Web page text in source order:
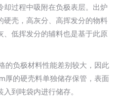
却过程中吸附在负极表层。出炉
硬壳，高灰分、高挥发分的物料
、低挥发分的辅料也是基于此原
负极材料性能差别较大，因此
厚的硬壳料单独储存保管，表面
到吨袋内进行储存。